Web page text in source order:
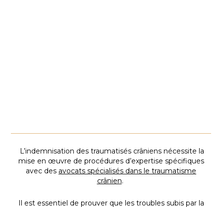
L’indemnisation des traumatisés crâniens nécessite la
mise en œuvre de procédures d’expertise spécifiques
avec des avocats spécialisés dans le traumatisme
crânien.
Il est essentiel de prouver que les troubles subis par la